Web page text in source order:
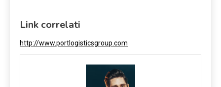
Link correlati
http://www.portlogisticsgroup.com